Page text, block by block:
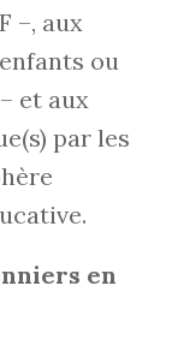
–, aux
ou
et aux
par les
en